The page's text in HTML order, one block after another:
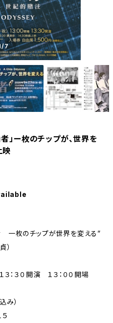
/7
」ー枚のチップが、世界を
映
一枚のチップが世界を変える”
）
３：３０開演 １３：００開場
み）
５